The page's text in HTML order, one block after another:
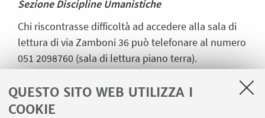
QUESTO SITO WEB UTILIZZA I
COOKIE
Sezione Discipline Umanistiche
Chi riscontrasse difficoltà ad accedere alla sala di
lettura di via Zamboni 36 può telefonare al numero
051 2098760 (sala di lettura piano terra).
Sezione di Filologia classica e Italianistica